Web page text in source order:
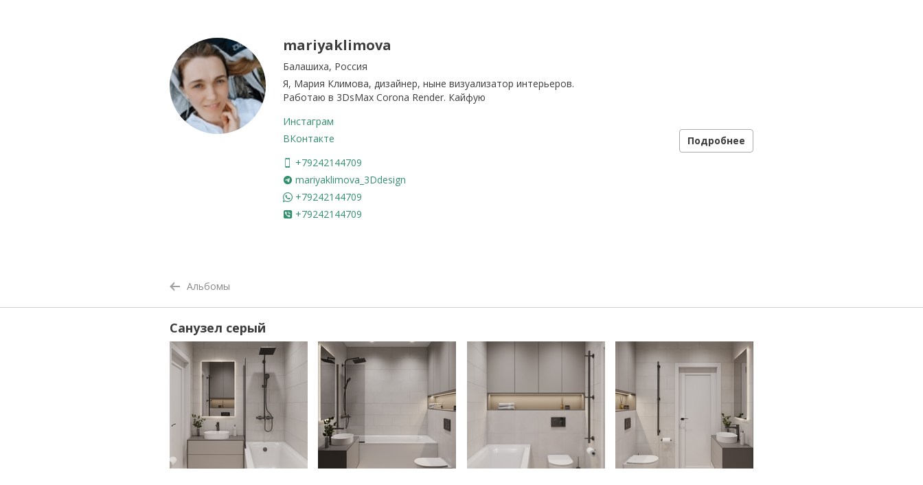
mariyaklimova
Балашиха, Россия
Я, Мария Климова, дизайнер, ныне визуализатор интерьеров.
Работаю в 3DsMax Corona Render. Кайфую
Инстаграм
ВКонтакте
+79242144709
mariyaklimova_3Ddesign
+79242144709
+79242144709
Подробнее
Альбомы
Санузел серый